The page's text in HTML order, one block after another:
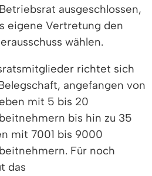
ausgeschlossen,
eigene Vertretung den
wählen.
richtet sich
angefangen von
mit 5 bis 20
bis hin zu 35
mit 7001 bis 9000
Für noch
das